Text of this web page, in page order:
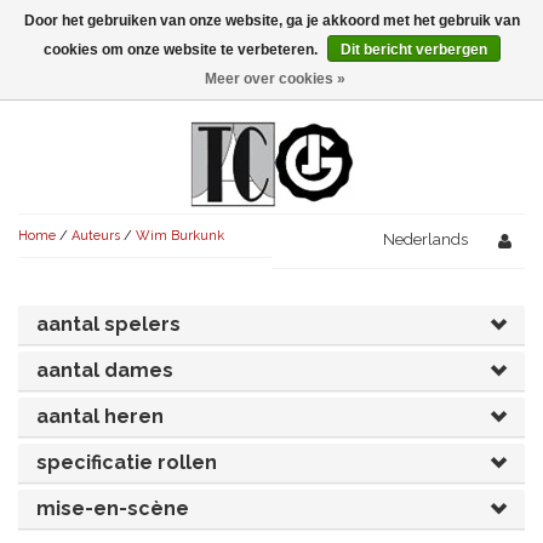
Menu
AVONDVULLEND (+75')
KORT (-30')
UITGELICHT!
AVONDVULLEND (+75')
OVERIG (30'-75')
UITGELICHT!
OVERIG (30'-75')
UITGELICHT!
AVONDVULLEND (+75')
KORT (-30')
OVERIG (30'-75')
UITGELICHT!
SPEKTAKELSTUKKEN
JUBILEUMSTUK
KOSTUUMSTUK
MUSICAL
OVERIG
SINTERKLAASTONEEL
RECHTEN REGELEN
Home / Auteurs / Wim Burkunk Nederlands
aantal spelers
aantal dames
aantal heren
specificatie rollen
mise-en-scène
Door het gebruiken van onze website, ga je akkoord met het gebruik van
cookies om onze website te verbeteren.
Dit bericht verbergen
Meer over cookies »